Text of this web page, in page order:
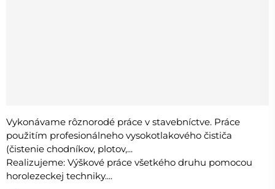
Vykonávame rôznorodé práce v stavebníctve. Práce
použitím profesionálneho vysokotlakového čističa
(čistenie chodníkov, plotov,...
Realizujeme: Výškové práce všetkého druhu pomocou
horolezeckej techniky....